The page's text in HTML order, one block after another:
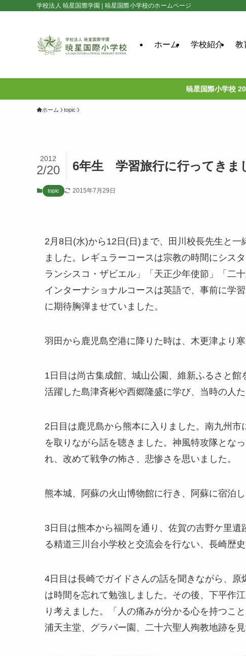
学校法人 暁星国際学園 | 暁星国際小学校のホームページ
ホーム 学校紹介 教
暁星国際小学校
ホーム topic
6年生 学習旅行に行ってきま
2012
2/20
topic 2015年7月29日
2月8日(水)から12日(日)まで、田川校長先生と
ました。レギュラーコースは宗教の時間にシス
ランシスコ・ザビエル」「天正少年使節」「二
インターナショナルコースは英語で、事前に学
に期待胸弾ませていました。
羽田から鹿児島空港に降りた時は、木更津より寒
1日目は尚古集成館、城山公園、維新ふるさと
活躍した島津斉彬や西郷隆盛に学び、当時の人
2日目は鹿児島から熊本に入りました。南九州
を取りながら話を聴きました。神風特攻隊とな
れ、改めて戦争の怖さ、悲惨さを思いました。
熊本城、阿蘇の火山博物館に行き、阿蘇に宿泊し
3日目は熊本から福岡を通り、佐賀の吉野ケ里
る精道三川台小学校と交流会を行ない、長崎歴
4日目は長崎でガイドさんの話を聞きながら、
は時間を忘れて勉強しました。その後、下平作
り考えました。「人の痛みが分かる心を持つこ
浦天主堂、グラバー園、二十六聖人殉教地跡を見